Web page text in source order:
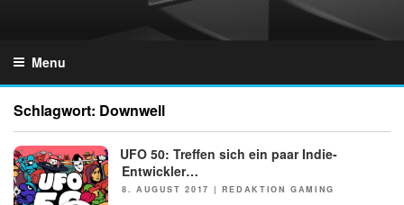
Menu
Schlagwort: Downwell
NEWS
UFO 50: Treffen sich ein paar Indie-
Entwickler…
POSTED
8. AUGUST 2017 | REDAKTION GAMING